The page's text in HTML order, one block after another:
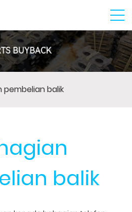
pembelian balik
balik